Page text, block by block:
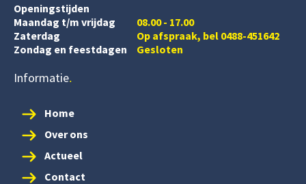
Openingstijden
Maandag t/m vrijdag
08.00 - 17.00
Zaterdag
Op afspraak, bel 0488-451642
Zondag en feestdagen
Gesloten
Informatie
Home
Over ons
Actueel
Contact